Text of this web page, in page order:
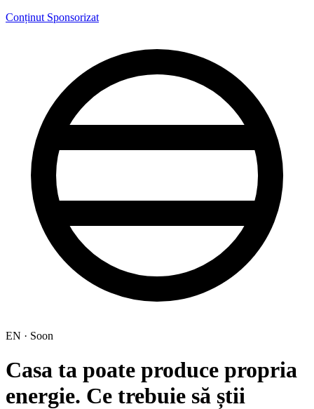
Conținut Sponsorizat
EN · Soon
Casa ta poate produce propria
energie. Ce trebuie să știi